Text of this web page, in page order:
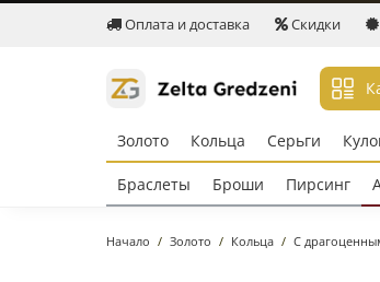
Оплата и доставка Скидки
Золото Кольцa Серьги
Браслеты Броши Пирсинг
Начало Золото Кольцa С